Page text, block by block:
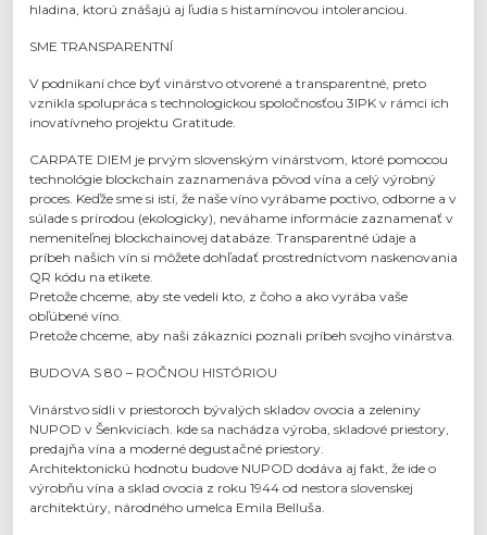
hladina, ktorú znášajú aj ľudia s histamínovou intoleranciou.
SME TRANSPARENTNÍ
V podnikaní chce byť vinárstvo otvorené a transparentné, preto
vznikla spolupráca s technologickou spoločnosťou 3IPK v rámci ich
inovatívneho projektu Gratitude.
CARPATE DIEM je prvým slovenským vinárstvom, ktoré pomocou
technológie blockchain zaznamenáva pôvod vína a celý výrobný
proces. Keďže sme si istí, že naše víno vyrábame poctivo, odborne a v
súlade s prírodou (ekologicky), neváhame informácie zaznamenať v
nemeniteľnej blockchainovej databáze. Transparentné údaje a
príbeh našich vín si môžete dohľadať prostredníctvom naskenovania
QR kódu na etikete.
Pretože chceme, aby ste vedeli kto, z čoho a ako vyrába vaše
obľúbené víno.
Pretože chceme, aby naši zákazníci poznali príbeh svojho vinárstva.
BUDOVA S 80 – ROČNOU HISTÓRIOU
Vinárstvo sídli v priestoroch bývalých skladov ovocia a zeleniny
NUPOD v Šenkviciach. kde sa nachádza výroba, skladové priestory,
predajňa vína a moderné degustačné priestory.
Architektonickú hodnotu budove NUPOD dodáva aj fakt, že ide o
výrobňu vína a sklad ovocia z roku 1944 od nestora slovenskej
architektúry, národného umelca Emila Belluša.